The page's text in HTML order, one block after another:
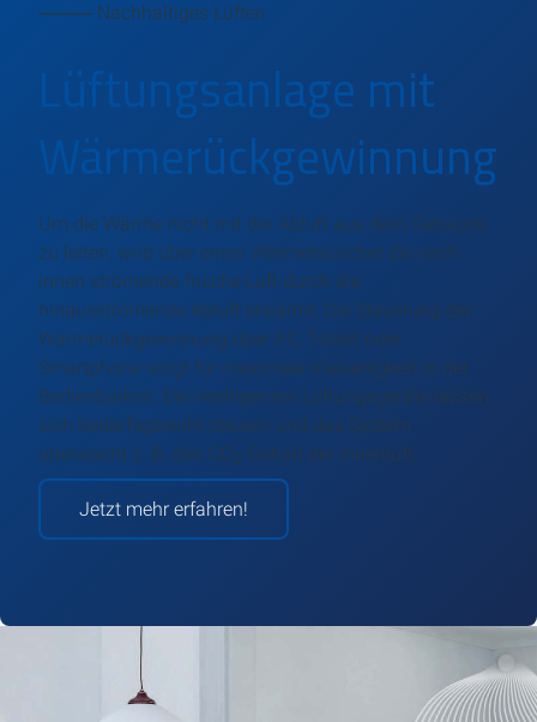
⸻ Nachhaltiges Lüften
Lüftungsanlage mit
Wärmerückgewinnung
Um die Wärme nicht mit der Abluft aus dem Gebäude
zu leiten, wird über einen Wärmetauscher die nach
innen strömende frische Luft durch die
hinausströmende Abluft erwärmt. Die Steuerung der
Wärmerückgewinnung über PC, Tablet oder
Smartphone sorgt für maximale Vielseitigkeit in der
Bedienbarkeit. Die intelligenten Lüftungsgeräte lassen
sich bedarfsgerecht steuern und das System
überwacht z. B. den CO2 -Gehalt der Innenluft.
Jetzt mehr erfahren!